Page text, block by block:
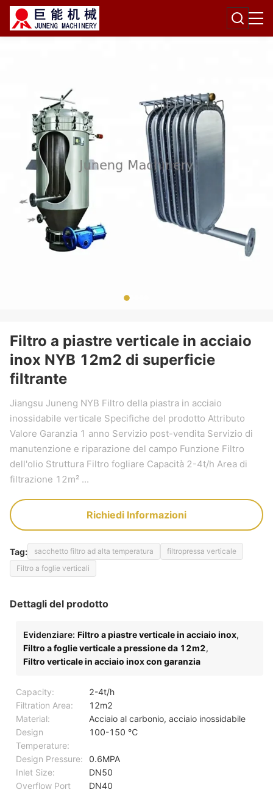
Filtro a piastre verticale in acciaio
inox NYB 12m2 di superficie
filtrante
Jiangsu Juneng NYB Filtro della piastra in acciaio
inossidabile verticale Specifiche del prodotto Attributo
Valore Garanzia 1 anno Servizio post-vendita Servizio di
manutenzione e riparazione del campo Funzione Filtro
dell'olio Struttura Filtro fogliare Capacità 2-4t/h Area di
filtrazione 12m² ...
Richiedi Informazioni
Tag: sacchetto filtro ad alta temperatura
filtropressa verticale
Filtro a foglie verticali
Dettagli del prodotto
Evidenziare: Filtro a piastre verticale in acciaio inox,
Filtro a foglie verticale a pressione da 12m2,
Filtro verticale in acciaio inox con garanzia
Capacity:
2-4t/h
Filtration Area:
12m2
Material:
Acciaio al carbonio, acciaio inossidabile
Design
Temperature:
100-150 ℃
Design Pressure:
0.6MPA
Inlet Size:
DN50
Overflow Port
DN40